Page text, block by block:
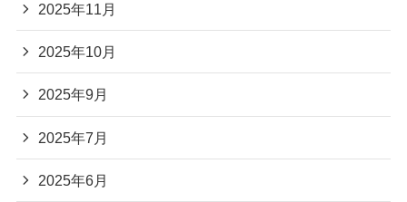
2025年11月
2025年10月
2025年9月
2025年7月
2025年6月